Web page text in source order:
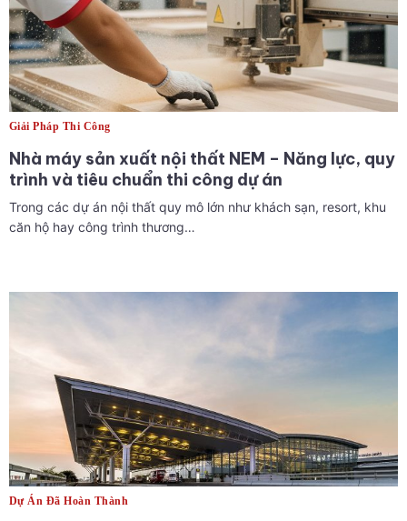
Giải Pháp Thi Công
Nhà máy sản xuất nội thất NEM – Năng lực, quy
trình và tiêu chuẩn thi công dự án
Trong các dự án nội thất quy mô lớn như khách sạn, resort, khu
căn hộ hay công trình thương…
Dự Án Đã Hoàn Thành